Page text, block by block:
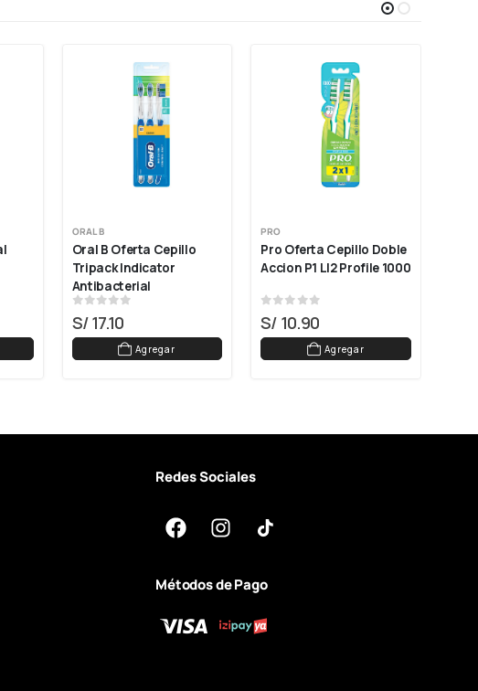
ORAL B
Oral B Oferta Cepillo
Tripack Indicator
Antibacterial
S/17.10
Agregar
PRO
Pro Oferta Cepillo Doble
Accion P1 Ll2 Profile 1000
S/ 10.90
Agregar
Redes Sociales
Métodos de Pago